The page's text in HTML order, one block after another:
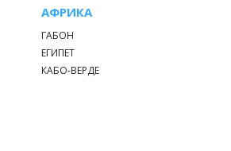
АФРИКА
ГАБОН
ЕГИПЕТ
КАБО-ВЕРДЕ